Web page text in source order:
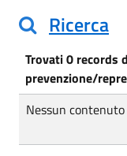
Ricerca
Trovati 0 records
prevenzione/
Nessun